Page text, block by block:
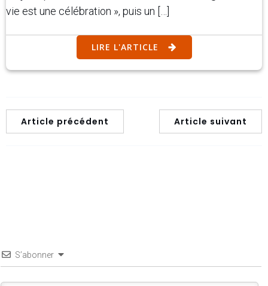
vie est une célébration », puis un […]
LIRE L'ARTICLE
Article précédent Article suivant
S’abonner